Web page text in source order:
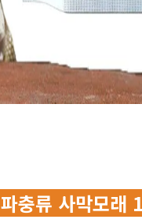
충류 사막모래